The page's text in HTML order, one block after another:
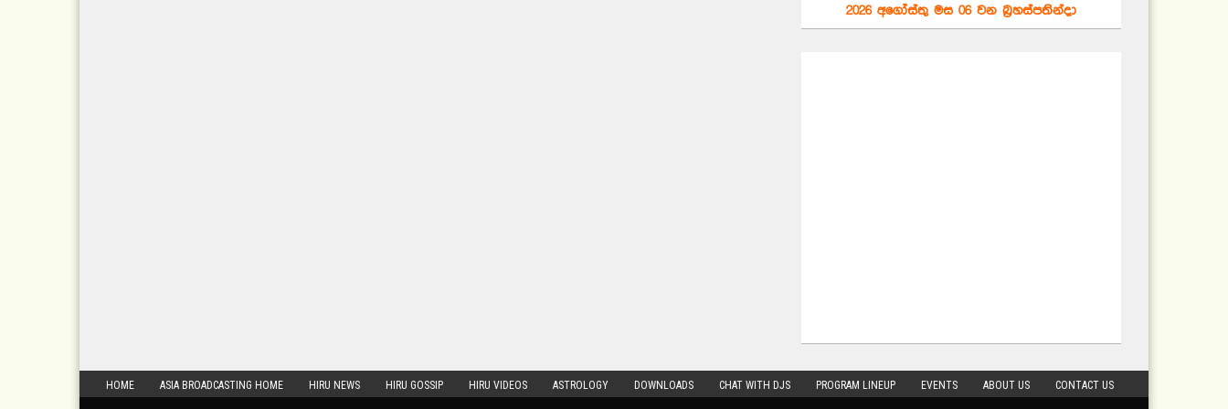
HOME ASIA BROADCASTING HOME HIRU NEWS HIRU GOSSIP HIRU VIDEOS ASTROLOGY DOWNLOADS CHAT WITH DJS PROGRAM LINEUP EVENTS ABOUT US CONTACT US